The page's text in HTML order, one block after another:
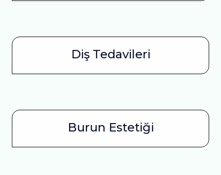
Diş Tedavileri
Burun Estetiği